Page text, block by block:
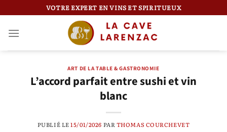
au
contenu
VOTRE EXPERT EN VINS ET SPIRITUEUX
ART DE LA TABLE & GASTRONOMIE
L’accord parfait entre sushi et vin
blanc
PUBLIÉ LE15/01/2026 PAR THOMAS COURCHEVET